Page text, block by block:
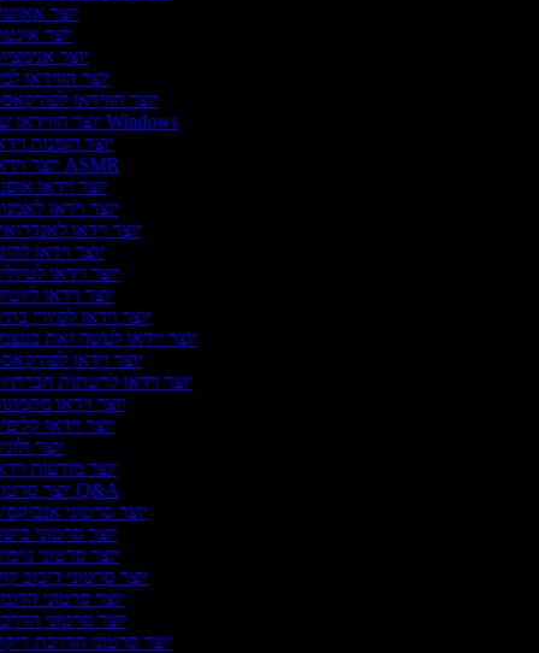
יוצר
יוצר
יוצר
יוצר הווידאו
יוצר הווידאו
יוצר הווידאו של Windows
יוצר הזמנות
יוצר וידאו ASMR
יוצר וידאו
יוצר וידאו
יוצר וידאו
יוצר וידאו
יוצר וידאו
יוצר וידאו
יוצר וידאו לסיורי
יוצר וידאו לעשה זאת
יוצר וידאו
יוצר וידאו לרשתות
יוצר וידאו
יוצר וידאו
יוצר
יוצר מודעות
יוצר סרטוני Q&A
יוצר סרטוני
יוצר סרטוני
יוצר סרטוני
יוצר סרטוני דיבוב
יוצר סרטוני
יוצר סרטוני
יוצר סרטוני הדרכת